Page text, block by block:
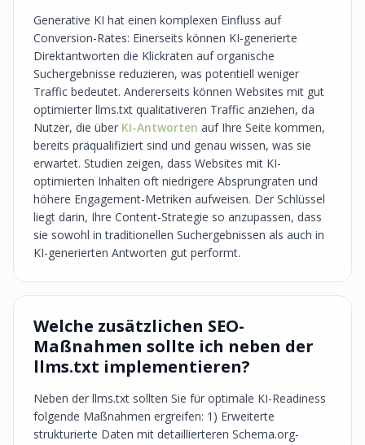
Generative KI hat einen komplexen Einfluss auf
Conversion-Rates: Einerseits können KI-generierte
Direktantworten die Klickraten auf organische
Suchergebnisse reduzieren, was potentiell weniger
Traffic bedeutet. Andererseits können Websites mit gut
optimierter llms.txt qualitativeren Traffic anziehen, da
Nutzer, die über KI-Antworten auf Ihre Seite kommen,
bereits präqualifiziert sind und genau wissen, was sie
erwartet. Studien zeigen, dass Websites mit KI-
optimierten Inhalten oft niedrigere Absprungraten und
höhere Engagement-Metriken aufweisen. Der Schlüssel
liegt darin, Ihre Content-Strategie so anzupassen, dass
sie sowohl in traditionellen Suchergebnissen als auch in
KI-generierten Antworten gut performt.
Welche zusätzlichen SEO-
Maßnahmen sollte ich neben der
llms.txt implementieren?
Neben der llms.txt sollten Sie für optimale KI-Readiness
folgende Maßnahmen ergreifen: 1) Erweiterte
strukturierte Daten mit detaillierteren Schema.org-